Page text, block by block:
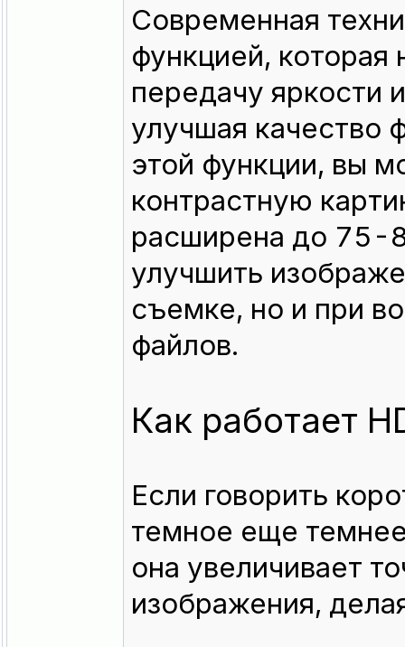
Современная
функцией, которая
передачу яркости
улучшая качество
этой функции, вы
контрастную
расширена до 75-
улучшить
съемке, но и при
файлов.
Как работает
Если говорить
темное еще
она увеличивает
изображения,